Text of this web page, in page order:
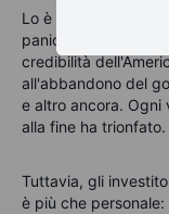
Lo è
panico. Per quanto
credibilità
all'abbandono del
e altro ancora. Ogni
alla fine ha trionfato.
Tuttavia, gli
è più che